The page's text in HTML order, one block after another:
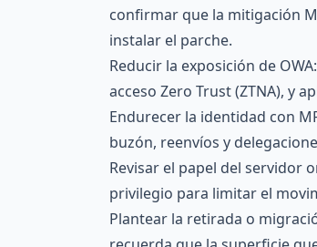
confirmar que la mitigación
instalar el parche.
Reducir la exposición de
acceso Zero Trust (ZTNA), y
Endurecer la identidad con
buzón, reenvíos y
Revisar el papel del servidor
privilegio para limitar el
Plantear la retirada o